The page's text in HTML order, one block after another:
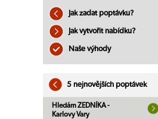
Jak zadat poptávku?
Jak vytvořit nabídku?
Naše výhody
5 nejnovějších poptávek
Hledám ZEDNÍKA -
Karlovy Vary